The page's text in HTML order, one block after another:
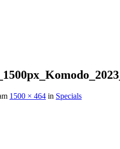
1500 × 464 in Specials